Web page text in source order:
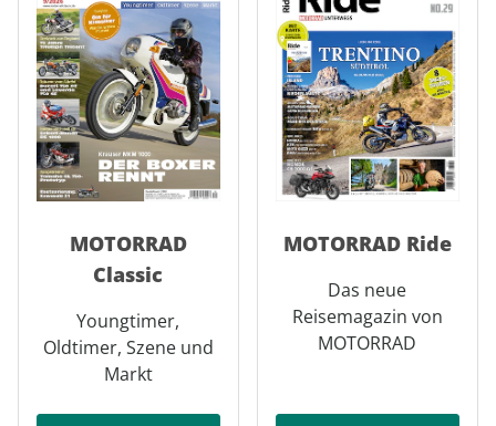
MOTORRAD
Classic
Youngtimer,
Oldtimer, Szene und
Markt
MOTORRAD Ride
Das neue
Reisemagazin von
MOTORRAD